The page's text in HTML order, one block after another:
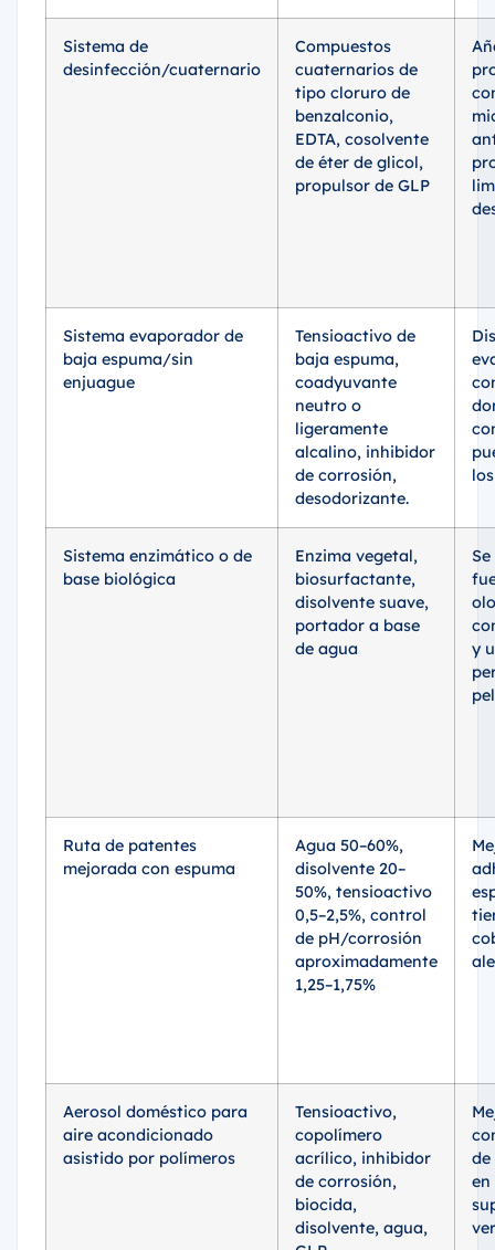
Sistema de
desinfección/cuaternario
Compuestos
cuaternarios de
tipo cloruro de
benzalconio,
EDTA, cosolvente
de éter de glicol,
propulsor de GLP
Sistema evaporador de
baja espuma/sin
enjuague
Tensioactivo de
baja espuma,
coadyuvante
neutro o
ligeramente
alcalino, inhibidor
de corrosión,
desodorizante.
Sistema enzimático o de
base biológica
Enzima vegetal,
biosurfactante,
disolvente suave,
portador a base
de agua
y
Ruta de patentes
mejorada con espuma
Agua 50–60%,
disolvente 20–
50%, tensioactivo
0,5–2,5%, control
de pH/corrosión
aproximadamente
1,25–1,75%
Aerosol doméstico para
aire acondicionado
asistido por polímeros
Tensioactivo,
copolímero
acrílico, inhibidor
de corrosión,
biocida,
disolvente, agua,
de
en